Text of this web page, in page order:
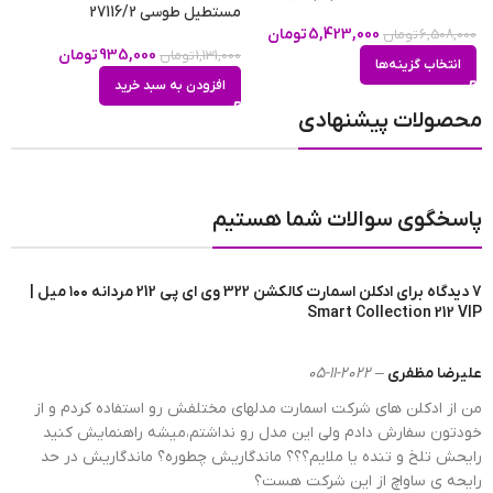
طبع رایحه
ابتدایی، میانی و پایه است که پیچیدگی خاصی ایجاد
می‌کند، به طوری که وقتی عطر را استشمام می‌کنید بعد از
کمی تمرکز گروههای بویایی آن را تشخیص می‌دهید اما در
اسمارت کالکشن کد 322 خط بو، روشن و سر راست و بیشتر
شامل نت پایه می‌شود.
6,508,000تومان 5,423,000تومان
انتخاب گزینه‌ها
مستطیل طوسی 27116/2
1,131,000تومان 935,000تومان
افزودن به سبد خرید
محصولات پیشنهادی
پاسخگوی سوالات شما هستیم
7 دیدگاه برای
ادکلن اسمارت کالکشن 322 وی ای پی 212 مردانه ۱۰۰ میل |
Smart Collection 212 VIP
علیرضا مظفری –
2022-11-05
من از ادکلن های شرکت اسمارت مدلهای مختلفش رو استفاده کردم و از
خودتون سفارش دادم ولی این مدل رو نداشتم،میشه راهنمایش کنید
رایحش تلخ و تنده یا ملایم؟؟؟ ماندگاریش چطوره؟ ماندگاریش در حد
رایحه ی ساواچ از این شرکت هست؟